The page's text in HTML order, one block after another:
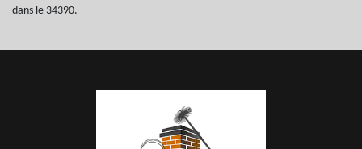
dans le 34390.